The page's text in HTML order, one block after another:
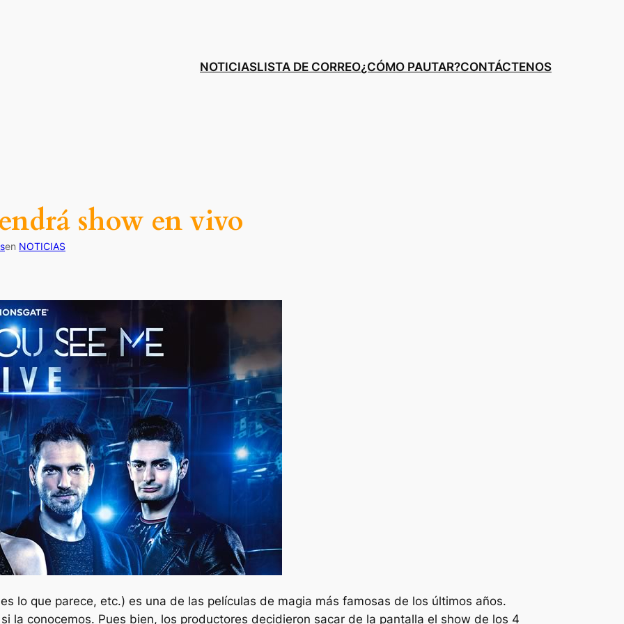
NOTICIASLISTA DE CORREO¿CÓMO PAUTAR?CONTÁCTENOS
show en vivo
en NOTICIAS
lo que parece, etc.) es una de las películas de magia más famosas de los últimos años.
la conocemos. Pues bien, los productores decidieron sacar de la pantalla el show de los 4